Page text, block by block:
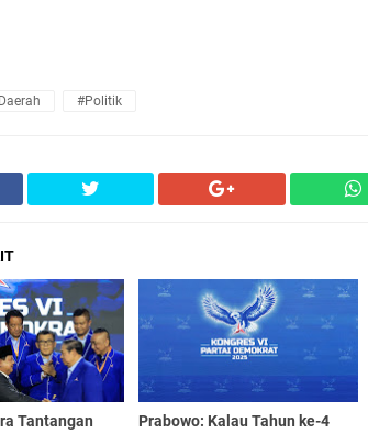
#Politik
Tantangan
Prabowo: Kalau Tahun ke-4